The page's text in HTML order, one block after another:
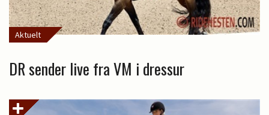
Aktuelt
DR sender live fra VM i dressur